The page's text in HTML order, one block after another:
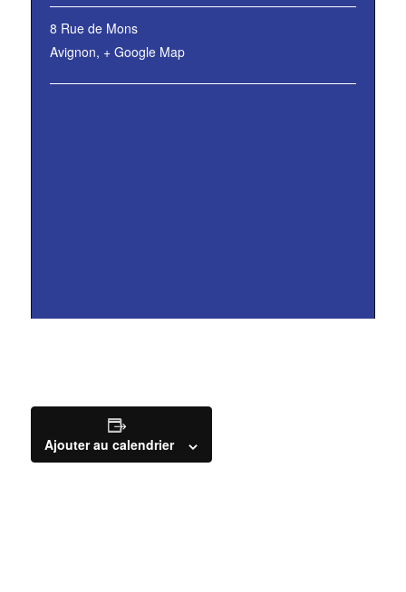
8 Rue de Mons
Avignon, + Google Map
Ajouter au calendrier